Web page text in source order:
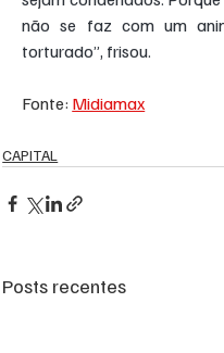
não se faz com um
torturado”, frisou.
Fonte: Midiamax
CAPITAL
Posts recentes